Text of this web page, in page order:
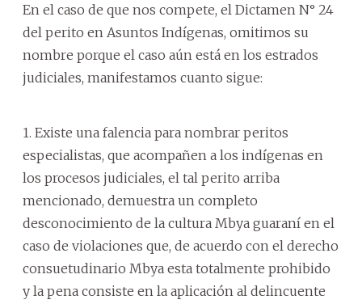
En el caso de que nos compete, el Dictamen N° 24
del perito en Asuntos Indígenas, omitimos su
nombre porque el caso aún está en los estrados
judiciales, manifestamos cuanto sigue:
1. Existe una falencia para nombrar peritos
especialistas, que acompañen a los indígenas en
los procesos judiciales, el tal perito arriba
mencionado, demuestra un completo
desconocimiento de la cultura Mbya guaraní en el
caso de violaciones que, de acuerdo con el derecho
consuetudinario Mbya esta totalmente prohibido
y la pena consiste en la aplicación al delincuente